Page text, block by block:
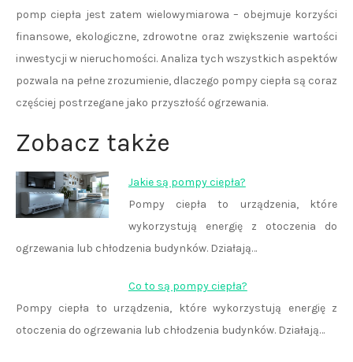
pomp ciepła jest zatem wielowymiarowa – obejmuje korzyści
finansowe, ekologiczne, zdrowotne oraz zwiększenie wartości
inwestycji w nieruchomości. Analiza tych wszystkich aspektów
pozwala na pełne zrozumienie, dlaczego pompy ciepła są coraz
częściej postrzegane jako przyszłość ogrzewania.
Zobacz także
Jakie są pompy ciepła?
Pompy ciepła to urządzenia, które
wykorzystują energię z otoczenia do
ogrzewania lub chłodzenia budynków. Działają…
Co to są pompy ciepła?
Pompy ciepła to urządzenia, które wykorzystują energię z
otoczenia do ogrzewania lub chłodzenia budynków. Działają…